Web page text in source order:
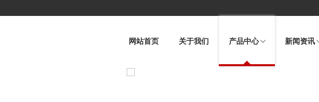
网站首页 关于我们 产品中心 新闻资讯